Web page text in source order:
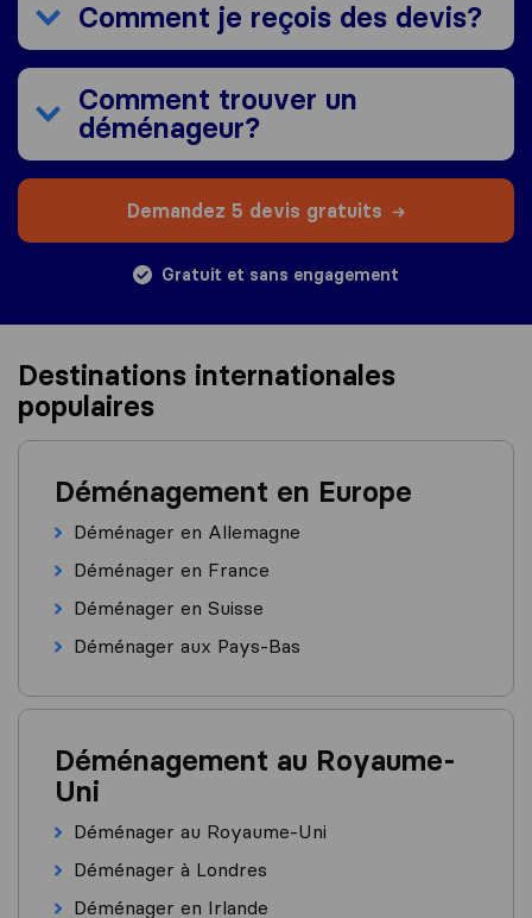
Comment je reçois des devis?
Comment trouver un
déménageur?
Demandez 5 devis gratuits
Gratuit et sans engagement
Destinations internationales
populaires
Déménagement en Europe
Déménager en Allemagne
Déménager en France
Déménager en Suisse
Déménager aux Pays-Bas
Déménagement au Royaume-
Uni
Déménager au Royaume-Uni
Déménager à Londres
Déménager en Irlande